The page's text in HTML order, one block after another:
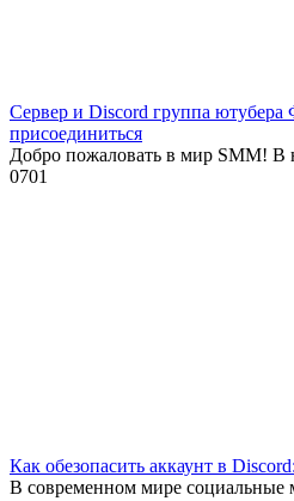
Сервер и Discord группа
присоединиться
Добро пожаловать в мир SMM! В
0701
Как обезопасить аккаунт в
В современном мире социальные